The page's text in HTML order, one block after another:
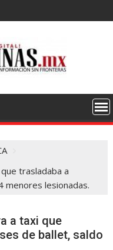
trasladaba a
menores lesionadas.
a taxi que
de ballet, saldo